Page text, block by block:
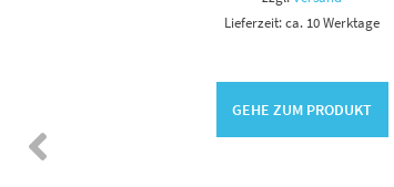
Lieferzeit: ca. 10 Werktage
GEHE ZUM PRODUKT